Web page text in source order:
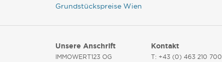
Grundstückspreise Wien
Unsere Anschrift
IMMOWERT123 OG
Kontakt
T: +43 (0) 463 210 700